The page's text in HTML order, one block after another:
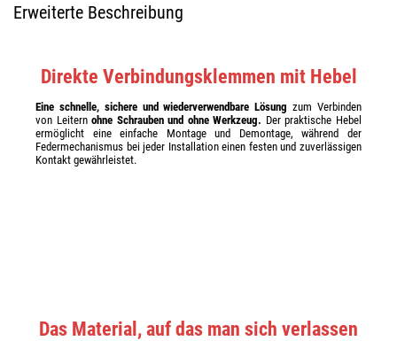
Erweiterte Beschreibung
Direkte Verbindungsklemmen mit Hebel
Eine schnelle, sichere und wiederverwendbare Lösungzum Verbinden
von Leiternohne Schrauben und ohne Werkzeug. Der praktische Hebel
ermöglicht eine einfache Montage und Demontage, während der
Federmechanismus bei jeder Installation einen festen und zuverlässigen
Kontakt gewährleistet.
Das Material, auf das man sich verlassen